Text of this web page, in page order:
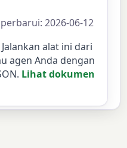
2026-06-12
Jalankan alat ini dari
agen Anda dengan
Lihat dokumen